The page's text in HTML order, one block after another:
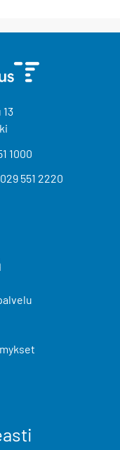
13
1000
029 551 2220